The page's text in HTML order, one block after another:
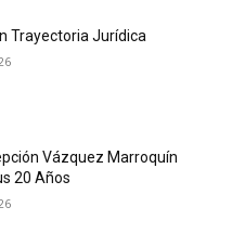
Trayectoria Jurídica
Vázquez Marroquín
20 Años